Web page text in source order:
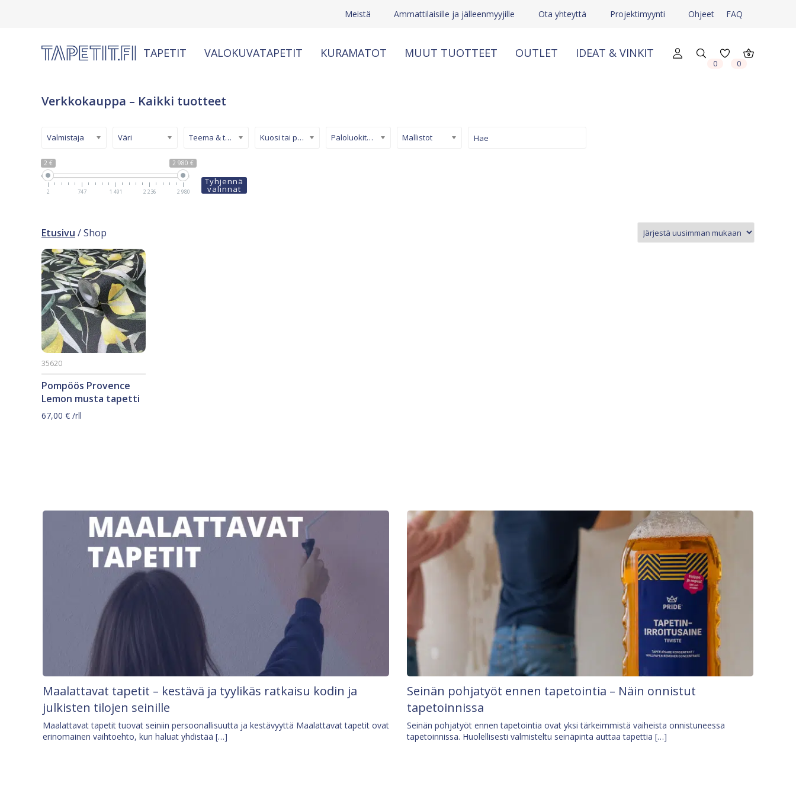
Meistä Ammattilaisille ja jälleenmyyjille Ota yhteyttä Projektimyynti Ohjeet FAQ
TAPETIT VALOKUVATAPETIT KURAMATOT MUUT TUOTTEET OUTLET IDEAT & VINKIT
0 0
Verkkokauppa – Kaikki tuotteet
2 € 2 980 €
2 747 1 491 2 236 2 980
Valmistaja Väri Teema & tyyli Kuosi tai pinta Paloluokiteltu tapetti Mallistot
Tyhjennä
valinnat
Etusivu / Shop
Pompöös Provence
Lemon musta tapetti
35620
67,00 € /rll
Maalattavat tapetit – kestävä ja tyylikäs ratkaisu kodin ja
julkisten tilojen seinille
Maalattavat tapetit tuovat seiniin persoonallisuutta ja kestävyyttä Maalattavat tapetit ovat
erinomainen vaihtoehto, kun haluat yhdistää […]
Seinän pohjatyöt ennen tapetointia – Näin onnistut
tapetoinnissa
Seinän pohjatyöt ennen tapetointia ovat yksi tärkeimmistä vaiheista onnistuneessa
tapetoinnissa. Huolellisesti valmisteltu seinäpinta auttaa tapettia […]